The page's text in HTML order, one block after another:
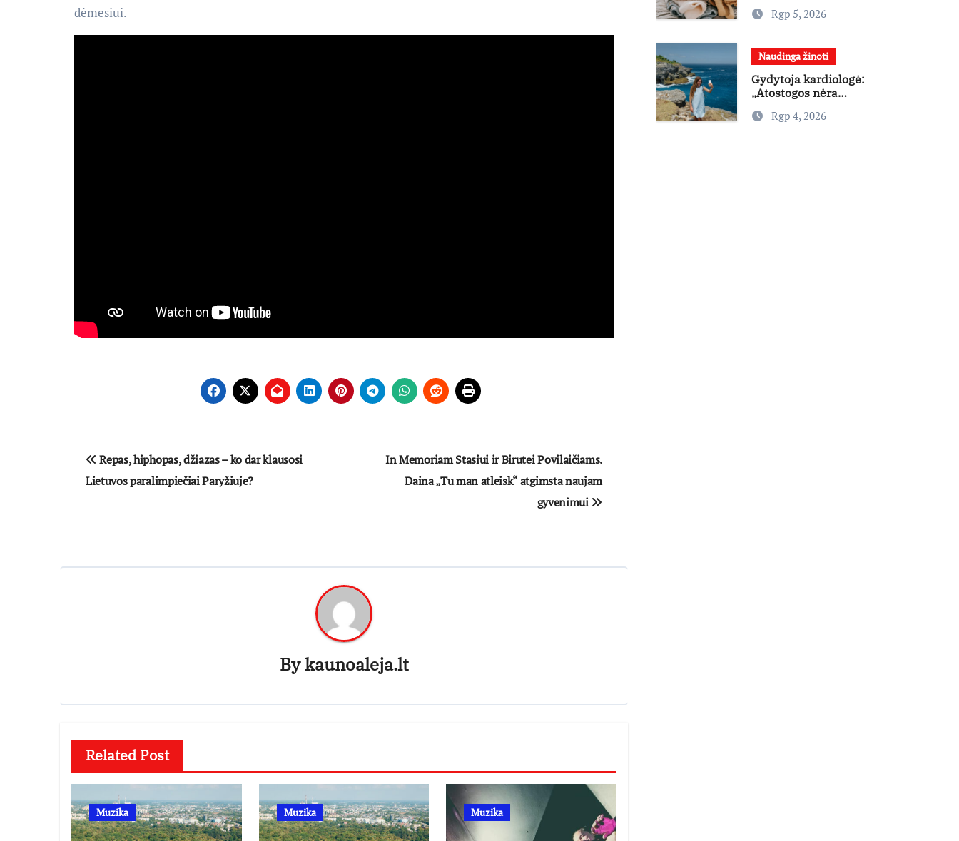
dėmesiui.
Navigacija
tarp
Repas, hiphopas, džiazas – ko dar klausosi
Lietuvos paralimpiečiai Paryžiuje?
In Memoriam Stasiui ir Birutei Povilaičiams.
Daina „Tu man atleisk“ atgimsta naujam
gyvenimui
Bykaunoaleja.lt
Related Post
Muzika Muzika Muzika
aukso vertės?
Rgp 5, 2026
Naudinga žinoti
Gydytoja kardiologė:
„Atostogos nėra
stengtis per vieną dieną
pamatyti visų lankytinų
Rgp 4, 2026